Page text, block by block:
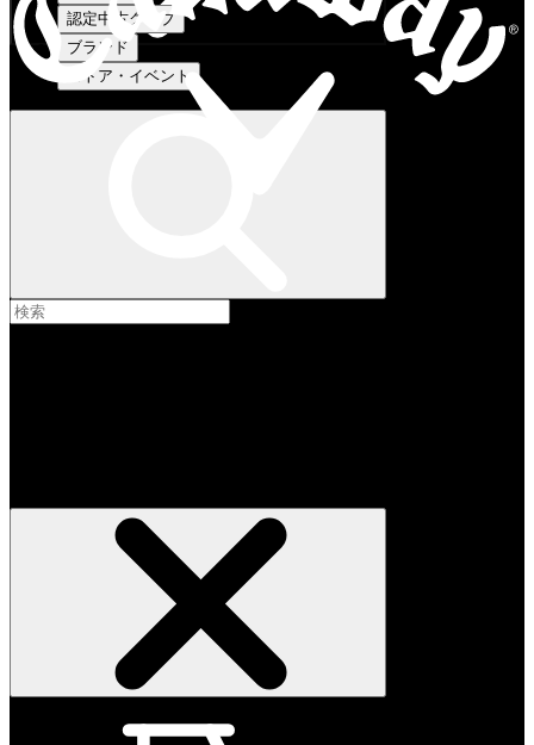
認定中古クラブ
ブランド
ストア・イベント